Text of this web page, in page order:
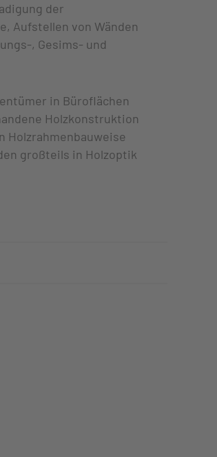
der
Aufstellen von Wänden
, Gesims- und
in Büroflächen
Holzkonstruktion
großteils in Holzoptik